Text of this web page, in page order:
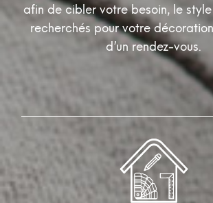
afin de cibler votre besoin, le
recherchés pour votre
d’un rendez-vous.